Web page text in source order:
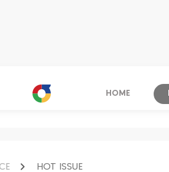
HOME
HOT ISSUE